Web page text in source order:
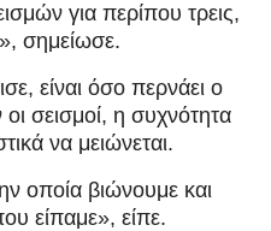
για περίπου τρεις,
σημείωσε.
είναι όσο περνάει ο
σεισμοί, η συχνότητα
να μειώνεται.
οποία βιώνουμε και
είπαμε», είπε.